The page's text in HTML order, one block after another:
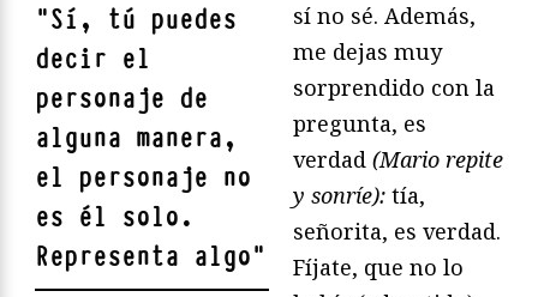
"Sí, tú puedes
decir el
personaje de
alguna manera,
el personaje no
es él solo.
Representa algo"
sí no sé. Además,
me dejas muy
sorprendido con la
pregunta, es
verdad (Mario repite
y sonríe): tía,
señorita, es verdad.
Fíjate, que no lo